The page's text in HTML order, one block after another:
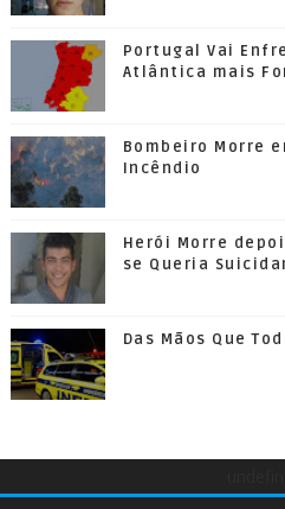
Portugal Vai
Atlântica mais
Bombeiro Morre
Incêndio
Herói Morre
se Queria
Das Mãos Que